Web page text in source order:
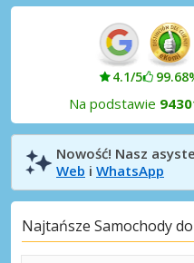
4.1/5
Na podstawie
Nowość! Nasz
Web i WhatsApp
Najtańsze Samochody